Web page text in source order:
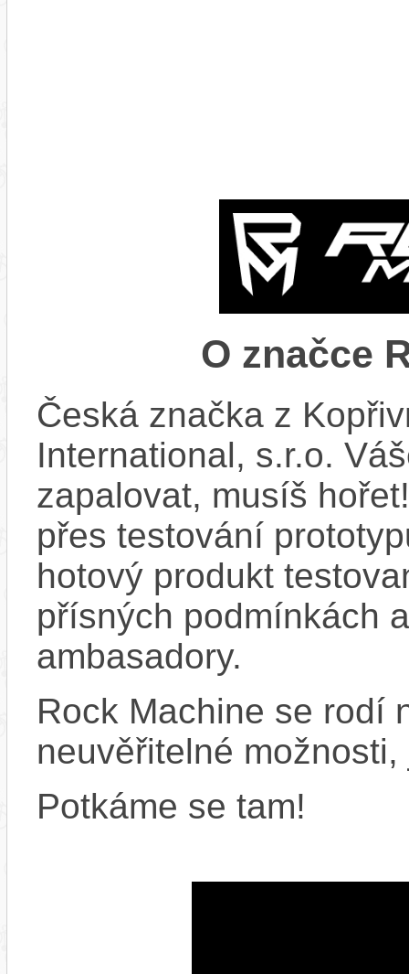
O značce
Česká značka z
International, s.r.o.
zapalovat, musíš
přes testování
hotový produkt
přísných podmínkách
ambasadory.
Rock Machine se rodí
neuvěřitelné
Potkáme se tam!